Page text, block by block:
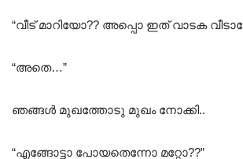
“വീട് മാറിയോ?? അപ്പൊ ഇത് വാടക
“അതെ…”
ഞങ്ങൾ മുഖത്തോടു മുഖം നോക്കി..
“എങ്ങോട്ടാ പോയതെന്നോ മറ്റോ??”